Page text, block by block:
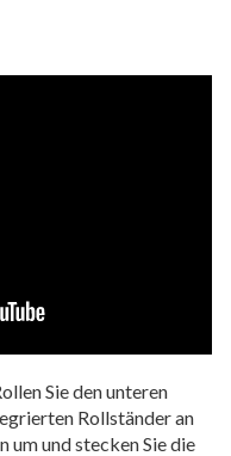
Sie den unteren
Rollständer an
um und stecken Sie die